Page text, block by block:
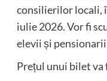
consilierilor locali,
iulie 2026. Vor fi
elevii și
Prețul unui bilet va